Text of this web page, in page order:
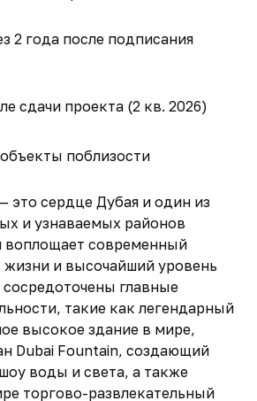
2 года после подписания
сдачи проекта (2 кв. 2026)
поблизости
это сердце Дубая и один из
и узнаваемых районов
воплощает современный
жизни и высочайший уровень
главные
такие как легендарный
высокое здание в мире,
Dubai Fountain, создающий
воды и света, а также
торгово-развлекательный